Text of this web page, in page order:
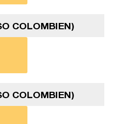
COLOMBIEN)
COLOMBIEN)